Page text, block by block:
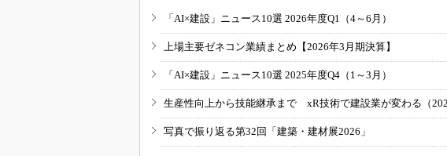
「AI×建設」ニュース10選 2026年度Q1（4～6月）
上場主要ゼネコン業績まとめ【2026年3月期決算】
「AI×建設」ニュース10選 2025年度Q4（1～3月）
生産性向上から技能継承まで xR技術で建設業が変わる（
写真で振り返る第32回「建築・建材展2026」